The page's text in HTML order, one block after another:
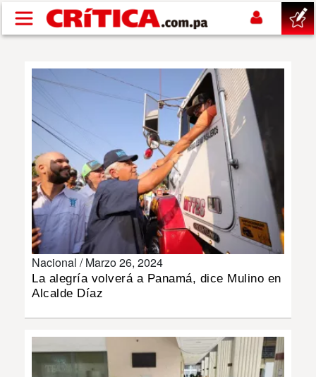
Pasar al contenido principal
NACIONAL
POLÍTICA
SHOW
DEPORTES
Nacional /Marzo 26, 2024
La alegría volverá a Panamá, dice Mulino en
Alcalde Díaz